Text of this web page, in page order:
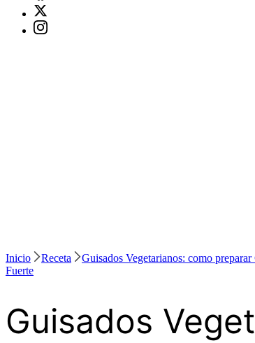
Inicio Receta
Guisados Vegetarianos: como
Fuerte
Guisados